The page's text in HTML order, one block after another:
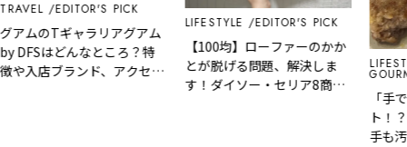
EDITOR'S PICK
Tギャラリアグアム
はどんなところ？特
ブランド、アクセス
LIFESTYLE EDITOR'S PICK
【100均】ローファーのかか
とが脱げる問題、解決しま
す！ダイソー・セリア8商品
LIFESTYLE
「手で丸め
ト！？」伸
手も汚れな